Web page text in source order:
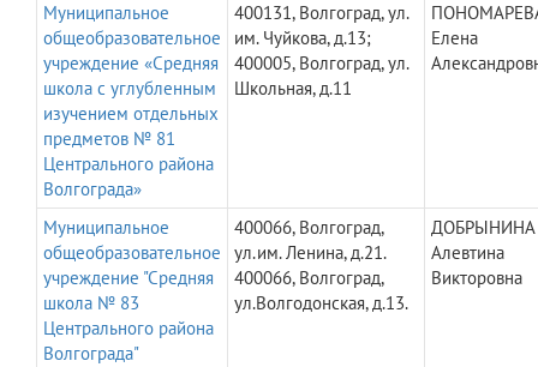
Муниципальное
общеобразовательное
учреждение «Средняя
школа с углубленным
изучением отдельных
предметов № 81
Центрального района
Волгограда»
400131, Волгоград, ул.
им. Чуйкова, д.13;
400005, Волгоград, ул.
Школьная, д.11
Елена
Муниципальное
общеобразовательное
учреждение "Средняя
школа № 83
Центрального района
Волгограда"
400066, Волгоград,
ул.им. Ленина, д.21.
400066, Волгоград,
ул.Волгодонская, д.13.
ДОБРЫНИНА
Алевтина
Викторовна